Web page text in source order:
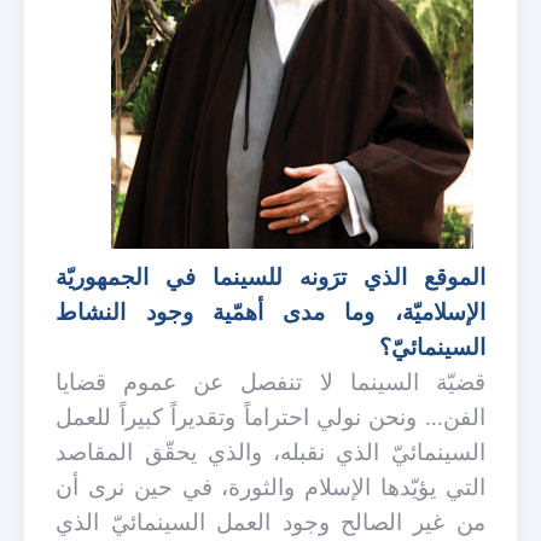
الموقع الذي ترَونه للسينما في الجمهوريّة
الإسلاميّة، وما مدى أهمّية وجود النشاط
السينمائيّ؟
قضيّة السينما لا تنفصل عن عموم قضايا
الفن... ونحن نولي احتراماً وتقديراً كبيراً للعمل
السينمائيّ الذي نقبله، والذي يحقّق المقاصد
التي يؤيّدها الإسلام والثورة، في حين نرى أن
من غير الصالح وجود العمل السينمائيّ الذي